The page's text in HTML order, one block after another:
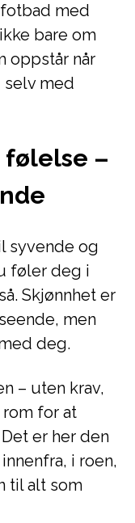
med
bare om
oppstår når
med
følelse –
syvende og
føler deg i
Skjønnhet er
men
deg.
– uten krav,
for at
er her den
i roen,
til alt som